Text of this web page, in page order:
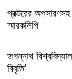
প্রক্টরের
স্মারকলিপি
জগন্নাথ
বিবৃতি’